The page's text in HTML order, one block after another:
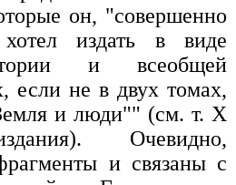
он, "совершенно
хотел издать в виде
и всеобщей
если не в двух томах,
и люди"" (см. т. X
Очевидно,
и связаны с